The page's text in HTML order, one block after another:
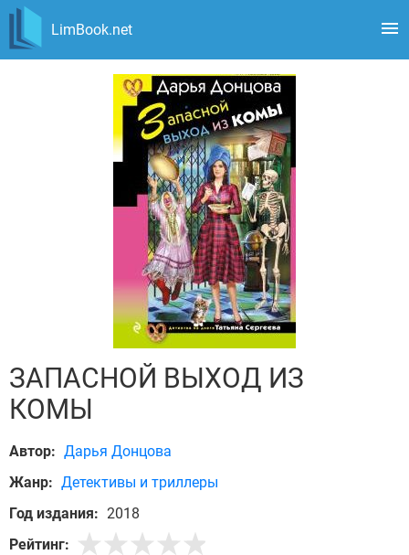
LimBook.net
ЗАПАСНОЙ ВЫХОД ИЗ
КОМЫ
Автор: Дарья Донцова
Жанр: Детективы и триллеры
Год издания: 2018
Рейтинг: